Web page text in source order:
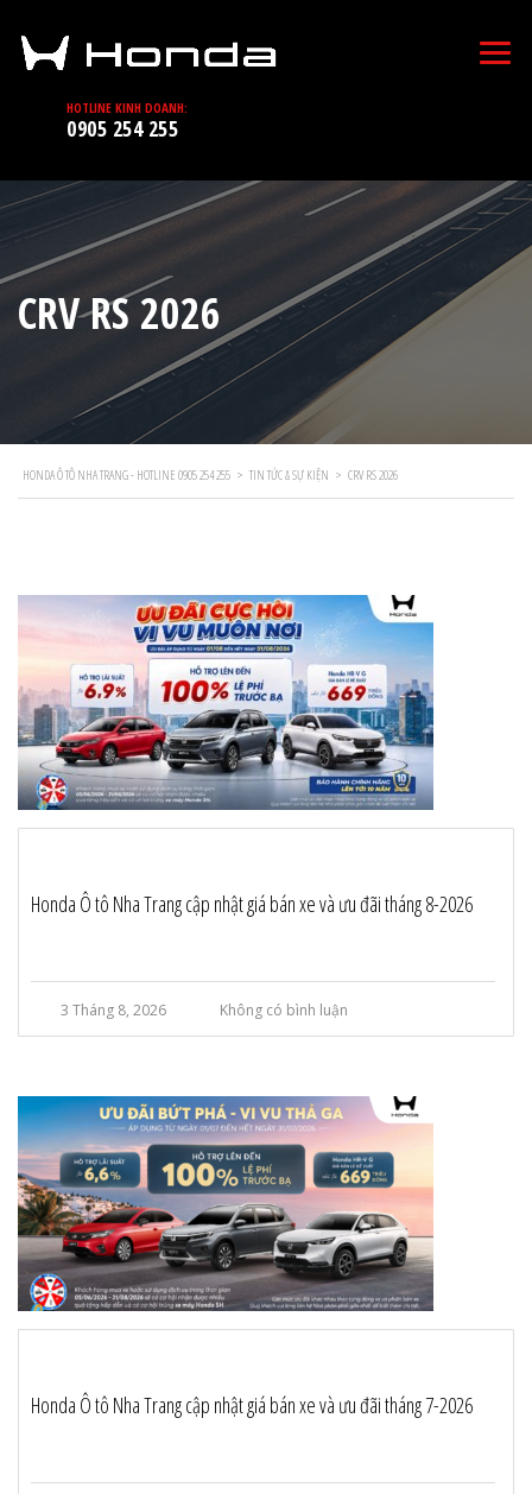
HOTLINE KINH DOANH:
0905 254 255
CRV RS 2026
HONDA Ô TÔ NHA TRANG - HOTLINE 0905 254 255 > TIN TỨC & SỰ KIỆN > CRV RS 2026
Honda Ô tô Nha Trang cập nhật giá bán xe và ưu đãi tháng 8-2026
3 Tháng 8, 2026 Không có bình luận
Honda Ô tô Nha Trang cập nhật giá bán xe và ưu đãi tháng 7-2026